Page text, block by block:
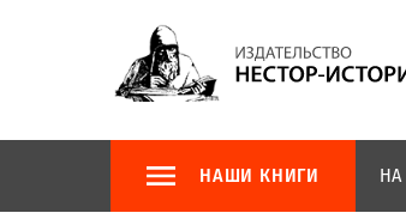
НАШИ КНИГИ НА